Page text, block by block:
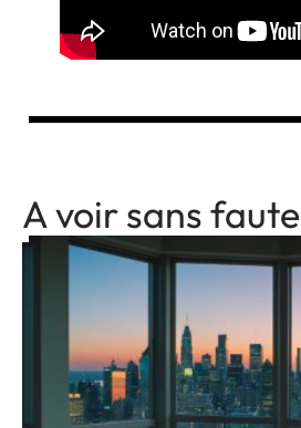
A voir sans faute